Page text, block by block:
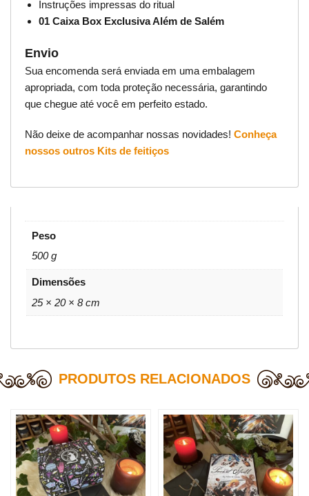
Instruções impressas do ritual
01 Caixa Box Exclusiva Além de Salém
Envio
Sua encomenda será enviada em uma embalagem
apropriada, com toda proteção necessária, garantindo
que chegue até você em perfeito estado.
Não deixe de acompanhar nossas novidades! Conheça
nossos outros Kits de feitiços
Peso
500 g
Dimensões
25 × 20 × 8 cm
PRODUTOS RELACIONADOS